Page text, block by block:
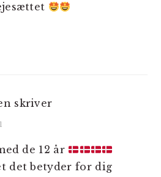
skriver
de 12 år
det betyder for dig